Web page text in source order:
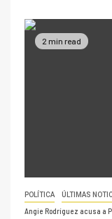
2 min read
POLÍTICA ÚLTIMAS
Angie Rodríguez acusa a